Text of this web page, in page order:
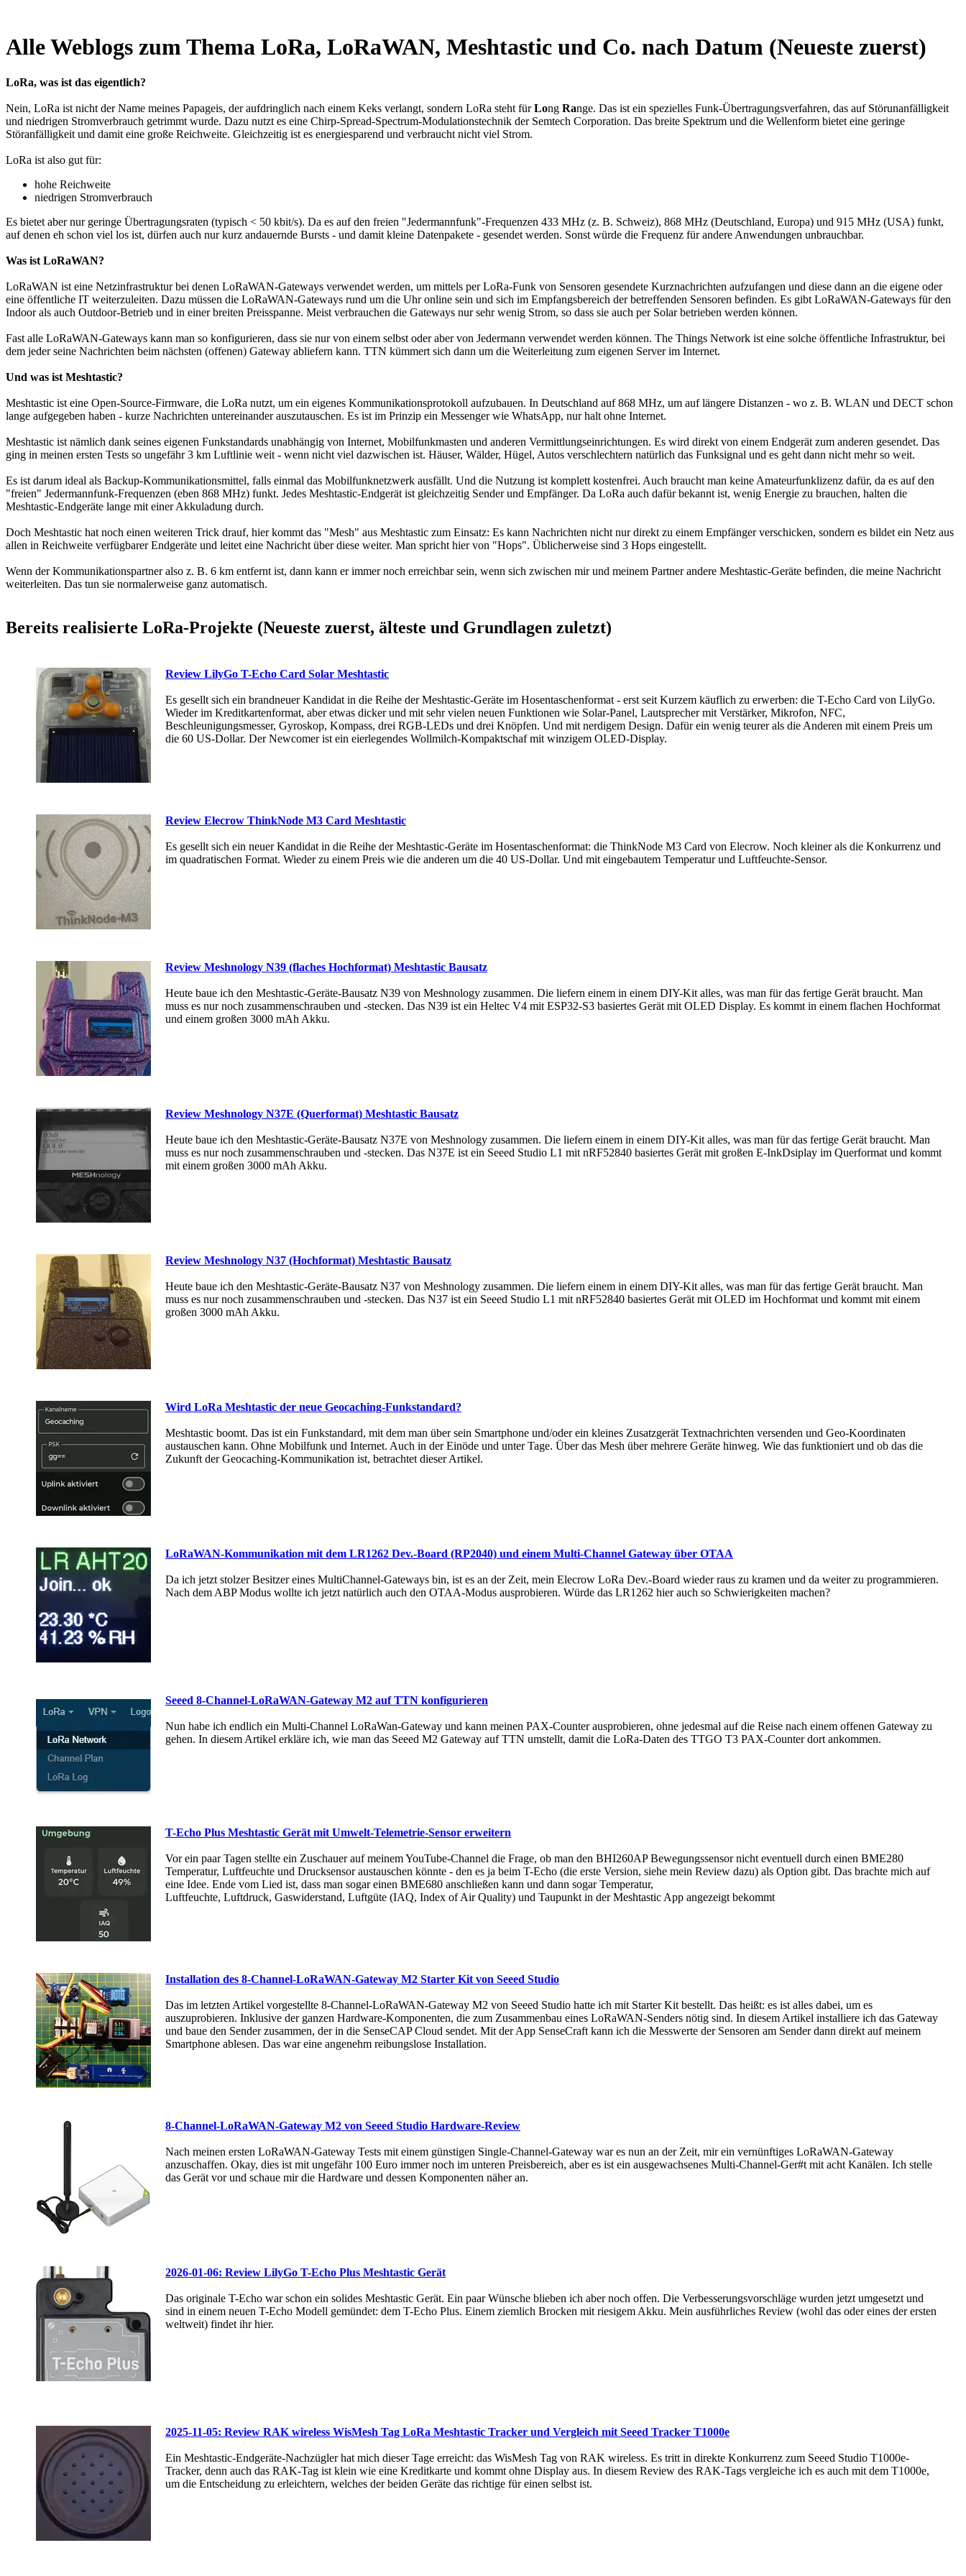
Alle Weblogs zum Thema LoRa, LoRaWAN, Meshtastic und Co. nach Datum (Neueste zuerst)
LoRa, was ist das eigentlich?
Nein, LoRa ist nicht der Name meines Papageis, der aufdringlich nach einem Keks verlangt, sondern LoRa steht fürLong Range. Das ist ein spezielles Funk-Übertragungsverfahren, das auf Störunanfälligkeit
und niedrigen Stromverbrauch getrimmt wurde. Dazu nutzt es eine Chirp-Spread-Spectrum-Modulationstechnik der Semtech Corporation. Das breite Spektrum und die Wellenform bietet eine geringe
Störanfälligkeit und damit eine große Reichweite. Gleichzeitig ist es energiesparend und verbraucht nicht viel Strom.
LoRa ist also gut für:
hohe Reichweite
niedrigen Stromverbrauch
Es bietet aber nur geringe Übertragungsraten (typisch < 50 kbit/s). Da es auf den freien "Jedermannfunk"-Frequenzen 433 MHz (z. B. Schweiz), 868 MHz (Deutschland, Europa) und 915 MHz (USA) funkt,
auf denen eh schon viel los ist, dürfen auch nur kurz andauernde Bursts - und damit kleine Datenpakete - gesendet werden. Sonst würde die Frequenz für andere Anwendungen unbrauchbar.
Was ist LoRaWAN?
LoRaWAN ist eine Netzinfrastruktur bei denen LoRaWAN-Gateways verwendet werden, um mittels per LoRa-Funk von Sensoren gesendete Kurznachrichten aufzufangen und diese dann an die eigene oder
eine öffentliche IT weiterzuleiten. Dazu müssen die LoRaWAN-Gateways rund um die Uhr online sein und sich im Empfangsbereich der betreffenden Sensoren befinden. Es gibt LoRaWAN-Gateways für den
Indoor als auch Outdoor-Betrieb und in einer breiten Preisspanne. Meist verbrauchen die Gateways nur sehr wenig Strom, so dass sie auch per Solar betrieben werden können.
Fast alle LoRaWAN-Gateways kann man so konfigurieren, dass sie nur von einem selbst oder aber von Jedermann verwendet werden können. The Things Network ist eine solche öffentliche Infrastruktur, bei
dem jeder seine Nachrichten beim nächsten (offenen) Gateway abliefern kann. TTN kümmert sich dann um die Weiterleitung zum eigenen Server im Internet.
Und was ist Meshtastic?
Meshtastic ist eine Open-Source-Firmware, die LoRa nutzt, um ein eigenes Kommunikationsprotokoll aufzubauen. In Deutschland auf 868 MHz, um auf längere Distanzen - wo z. B. WLAN und DECT schon
lange aufgegeben haben - kurze Nachrichten untereinander auszutauschen. Es ist im Prinzip ein Messenger wie WhatsApp, nur halt ohne Internet.
Meshtastic ist nämlich dank seines eigenen Funkstandards unabhängig von Internet, Mobilfunkmasten und anderen Vermittlungseinrichtungen. Es wird direkt von einem Endgerät zum anderen gesendet. Das
ging in meinen ersten Tests so ungefähr 3 km Luftlinie weit - wenn nicht viel dazwischen ist. Häuser, Wälder, Hügel, Autos verschlechtern natürlich das Funksignal und es geht dann nicht mehr so weit.
Es ist darum ideal als Backup-Kommunikationsmittel, falls einmal das Mobilfunknetzwerk ausfällt. Und die Nutzung ist komplett kostenfrei. Auch braucht man keine Amateurfunklizenz dafür, da es auf den
"freien" Jedermannfunk-Frequenzen (eben 868 MHz) funkt. Jedes Meshtastic-Endgerät ist gleichzeitig Sender und Empfänger. Da LoRa auch dafür bekannt ist, wenig Energie zu brauchen, halten die
Meshtastic-Endgeräte lange mit einer Akkuladung durch.
Doch Meshtastic hat noch einen weiteren Trick drauf, hier kommt das "Mesh" aus Meshtastic zum Einsatz: Es kann Nachrichten nicht nur direkt zu einem Empfänger verschicken, sondern es bildet ein Netz aus
allen in Reichweite verfügbarer Endgeräte und leitet eine Nachricht über diese weiter. Man spricht hier von "Hops". Üblicherweise sind 3 Hops eingestellt.
Wenn der Kommunikationspartner also z. B. 6 km entfernt ist, dann kann er immer noch erreichbar sein, wenn sich zwischen mir und meinem Partner andere Meshtastic-Geräte befinden, die meine Nachricht
weiterleiten. Das tun sie normalerweise ganz automatisch.
Bereits realisierte LoRa-Projekte (Neueste zuerst, älteste und Grundlagen zuletzt)
Review LilyGo T-Echo Card Solar Meshtastic
Es gesellt sich ein brandneuer Kandidat in die Reihe der Meshtastic-Geräte im Hosentaschenformat - erst seit Kurzem käuflich zu erwerben: die T-Echo Card von LilyGo.
Wieder im Kreditkartenformat, aber etwas dicker und mit sehr vielen neuen Funktionen wie Solar-Panel, Lautsprecher mit Verstärker, Mikrofon, NFC,
Beschleunigungsmesser, Gyroskop, Kompass, drei RGB-LEDs und drei Knöpfen. Und mit nerdigem Design. Dafür ein wenig teurer als die Anderen mit einem Preis um
die 60 US-Dollar. Der Newcomer ist ein eierlegendes Wollmilch-Kompaktschaf mit winzigem OLED-Display.
Review Elecrow ThinkNode M3 Card Meshtastic
Es gesellt sich ein neuer Kandidat in die Reihe der Meshtastic-Geräte im Hosentaschenformat: die ThinkNode M3 Card von Elecrow. Noch kleiner als die Konkurrenz und
im quadratischen Format. Wieder zu einem Preis wie die anderen um die 40 US-Dollar. Und mit eingebautem Temperatur und Luftfeuchte-Sensor.
Review Meshnology N39 (flaches Hochformat) Meshtastic Bausatz
Heute baue ich den Meshtastic-Geräte-Bausatz N39 von Meshnology zusammen. Die liefern einem in einem DIY-Kit alles, was man für das fertige Gerät braucht. Man
muss es nur noch zusammenschrauben und -stecken. Das N39 ist ein Heltec V4 mit ESP32-S3 basiertes Gerät mit OLED Display. Es kommt in einem flachen Hochformat
und einem großen 3000 mAh Akku.
Review Meshnology N37E (Querformat) Meshtastic Bausatz
Heute baue ich den Meshtastic-Geräte-Bausatz N37E von Meshnology zusammen. Die liefern einem in einem DIY-Kit alles, was man für das fertige Gerät braucht. Man
muss es nur noch zusammenschrauben und -stecken. Das N37E ist ein Seeed Studio L1 mit nRF52840 basiertes Gerät mit großen E-InkDsiplay im Querformat und kommt
mit einem großen 3000 mAh Akku.
Review Meshnology N37 (Hochformat) Meshtastic Bausatz
Heute baue ich den Meshtastic-Geräte-Bausatz N37 von Meshnology zusammen. Die liefern einem in einem DIY-Kit alles, was man für das fertige Gerät braucht. Man
muss es nur noch zusammenschrauben und -stecken. Das N37 ist ein Seeed Studio L1 mit nRF52840 basiertes Gerät mit OLED im Hochformat und kommt mit einem
großen 3000 mAh Akku.
Wird LoRa Meshtastic der neue Geocaching-Funkstandard?
Meshtastic boomt. Das ist ein Funkstandard, mit dem man über sein Smartphone und/oder ein kleines Zusatzgerät Textnachrichten versenden und Geo-Koordinaten
austauschen kann. Ohne Mobilfunk und Internet. Auch in der Einöde und unter Tage. Über das Mesh über mehrere Geräte hinweg. Wie das funktioniert und ob das die
Zukunft der Geocaching-Kommunikation ist, betrachtet dieser Artikel.
LoRaWAN-Kommunikation mit dem LR1262 Dev.-Board (RP2040) und einem Multi-Channel Gateway über OTAA
Da ich jetzt stolzer Besitzer eines MultiChannel-Gateways bin, ist es an der Zeit, mein Elecrow LoRa Dev.-Board wieder raus zu kramen und da weiter zu programmieren.
Nach dem ABP Modus wollte ich jetzt natürlich auch den OTAA-Modus ausprobieren. Würde das LR1262 hier auch so Schwierigkeiten machen?
Seeed 8-Channel-LoRaWAN-Gateway M2 auf TTN konfigurieren
Nun habe ich endlich ein Multi-Channel LoRaWan-Gateway und kann meinen PAX-Counter ausprobieren, ohne jedesmal auf die Reise nach einem offenen Gateway zu
gehen. In diesem Artikel erkläre ich, wie man das Seeed M2 Gateway auf TTN umstellt, damit die LoRa-Daten des TTGO T3 PAX-Counter dort ankommen.
T-Echo Plus Meshtastic Gerät mit Umwelt-Telemetrie-Sensor erweitern
Vor ein paar Tagen stellte ein Zuschauer auf meinem YouTube-Channel die Frage, ob man den BHI260AP Bewegungssensor nicht eventuell durch einen BME280
Temperatur, Luftfeuchte und Drucksensor austauschen könnte - den es ja beim T-Echo (die erste Version, siehe mein Review dazu) als Option gibt. Das brachte mich auf
eine Idee. Ende vom Lied ist, dass man sogar einen BME680 anschließen kann und dann sogar Temperatur,
Luftfeuchte, Luftdruck, Gaswiderstand, Luftgüte (IAQ, Index of Air Quality) und Taupunkt in der Meshtastic App angezeigt bekommt
Installation des 8-Channel-LoRaWAN-Gateway M2 Starter Kit von Seeed Studio
Das im letzten Artikel vorgestellte 8-Channel-LoRaWAN-Gateway M2 von Seeed Studio hatte ich mit Starter Kit bestellt. Das heißt: es ist alles dabei, um es
auszuprobieren. Inklusive der ganzen Hardware-Komponenten, die zum Zusammenbau eines LoRaWAN-Senders nötig sind. In diesem Artikel installiere ich das Gateway
und baue den Sender zusammen, der in die SenseCAP Cloud sendet. Mit der App SenseCraft kann ich die Messwerte der Sensoren am Sender dann direkt auf meinem
Smartphone ablesen. Das war eine angenehm reibungslose Installation.
8-Channel-LoRaWAN-Gateway M2 von Seeed Studio Hardware-Review
Nach meinen ersten LoRaWAN-Gateway Tests mit einem günstigen Single-Channel-Gateway war es nun an der Zeit, mir ein vernünftiges LoRaWAN-Gateway
anzuschaffen. Okay, dies ist mit ungefähr 100 Euro immer noch im unteren Preisbereich, aber es ist ein ausgewachsenes Multi-Channel-Ger#t mit acht Kanälen. Ich stelle
das Gerät vor und schaue mir die Hardware und dessen Komponenten näher an.
2026-01-06: Review LilyGo T-Echo Plus Meshtastic Gerät
Das originale T-Echo war schon ein solides Meshtastic Gerät. Ein paar Wünsche blieben ich aber noch offen. Die Verbesserungsvorschläge wurden jetzt umgesetzt und
sind in einem neuen T-Echo Modell gemündet: dem T-Echo Plus. Einem ziemlich Brocken mit riesigem Akku. Mein ausführliches Review (wohl das oder eines der ersten
weltweit) findet ihr hier.
2025-11-05: Review RAK wireless WisMesh Tag LoRa Meshtastic Tracker und Vergleich mit Seeed Tracker T1000e
Ein Meshtastic-Endgeräte-Nachzügler hat mich dieser Tage erreicht: das WisMesh Tag von RAK wireless. Es tritt in direkte Konkurrenz zum Seeed Studio T1000e-
Tracker, denn auch das RAK-Tag ist klein wie eine Kreditkarte und kommt ohne Display aus. In diesem Review des RAK-Tags vergleiche ich es auch mit dem T1000e,
um die Entscheidung zu erleichtern, welches der beiden Geräte das richtige für einen selbst ist.